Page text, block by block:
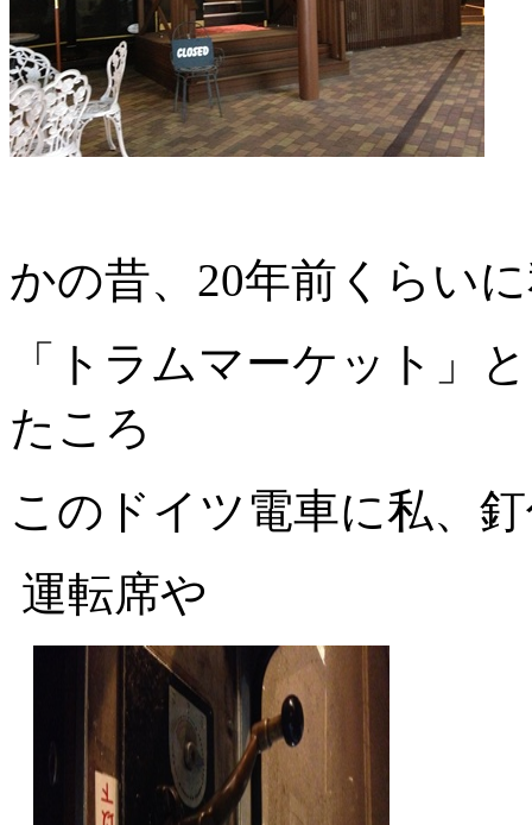
かの昔、20年前くらい
「トラムマーケット」
たころ
このドイツ電車に私、
運転席や